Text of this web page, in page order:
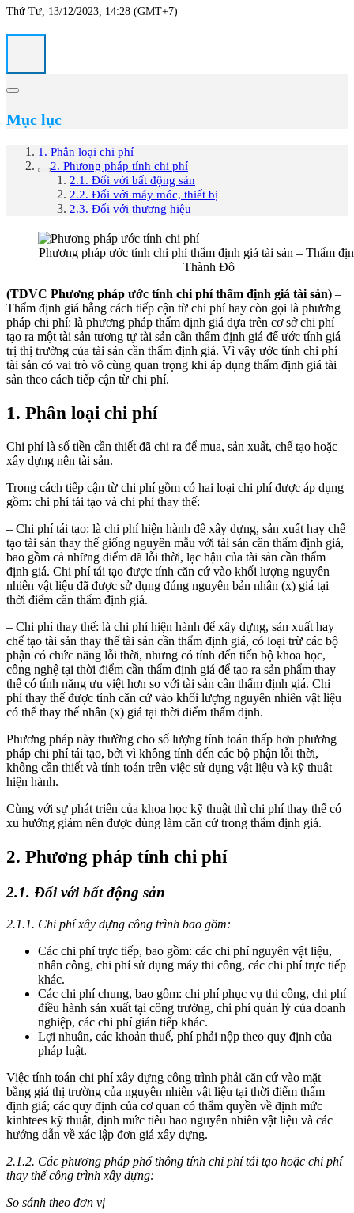
Thứ Tư, 13/12/2023, 14:28 (GMT+7)
Mục lục
1. Phân loại chi phí
2. Phương pháp tính chi phí
2.1. Đối với bất động sản
2.2. Đối với máy móc, thiết bị
2.3. Đối với thương hiệu
Phương pháp ước tính chi phí thẩm định giá tài sản – Thẩm
Thành Đô
(TDVC Phương pháp ước tính chi phí thẩm định giá tài sản) –
Thẩm định giá bằng cách tiếp cận từ chi phí hay còn gọi là phương
pháp chi phí: là phương pháp thẩm định giá dựa trên cơ sở chi phí
tạo ra một tài sản tương tự tài sản cần thẩm định giá để ước tính giá
trị thị trường của tài sản cần thẩm định giá. Vì vậy ước tính chi phí
tài sản có vai trò vô cùng quan trọng khi áp dụng thẩm định giá tài
sản theo cách tiếp cận từ chi phí.
1. Phân loại chi phí
Chi phí là số tiền cần thiết đã chi ra để mua, sản xuất, chế tạo hoặc
xây dựng nên tài sản.
Trong cách tiếp cận từ chi phí gồm có hai loại chi phí được áp dụng
gồm: chi phí tái tạo và chi phí thay thế:
– Chi phí tái tạo: là chi phí hiện hành để xây dựng, sản xuất hay chế
tạo tài sản thay thế giống nguyên mẫu với tài sản cần thẩm định giá,
bao gồm cả những điểm đã lỗi thời, lạc hậu của tài sản cần thẩm
định giá. Chi phí tái tạo được tính căn cứ vào khối lượng nguyên
nhiên vật liệu đã được sử dụng đúng nguyên bản nhân (x) giá tại
thời điểm cần thẩm định giá.
– Chi phí thay thế: là chi phí hiện hành để xây dựng, sản xuất hay
chế tạo tài sản thay thế tài sản cần thẩm định giá, có loại trừ các bộ
phận có chức năng lỗi thời, nhưng có tính đến tiến bộ khoa học,
công nghệ tại thời điểm cần thẩm định giá để tạo ra sản phẩm thay
thế có tính năng ưu việt hơn so với tài sản cần thẩm định giá. Chi
phí thay thế được tính căn cứ vào khối lượng nguyên nhiên vật liệu
có thể thay thế nhân (x) giá tại thời điểm thẩm định.
Phương pháp này thường cho số lượng tính toán thấp hơn phương
pháp chi phí tái tạo, bởi vì không tính đến các bộ phận lỗi thời,
không cần thiết và tính toán trên việc sử dụng vật liệu và kỹ thuật
hiện hành.
Cùng với sự phát triển của khoa học kỹ thuật thì chi phí thay thế có
xu hướng giảm nên được dùng làm căn cứ trong thẩm định giá.
2. Phương pháp tính chi phí
2.1. Đối với bất động sản
2.1.1. Chi phí xây dựng công trình bao gồm:
Các chi phí trực tiếp, bao gồm: các chi phí nguyên vật liệu,
nhân công, chi phí sử dụng máy thi công, các chi phí trực tiếp
khác.
Các chi phí chung, bao gồm: chi phí phục vụ thi công, chi phí
điều hành sản xuất tại công trường, chi phí quản lý của doanh
nghiệp, các chi phí gián tiếp khác.
Lợi nhuân, các khoản thuế, phí phải nộp theo quy định của
pháp luật.
Việc tính toán chi phí xây dựng công trình phải căn cứ vào mặt
bằng giá thị trường của nguyên nhiên vật liệu tại thời điểm thẩm
định giá; các quy định của cơ quan có thẩm quyền về định mức
kinhtees kỹ thuật, định mức tiêu hao nguyên nhiên vật liệu và các
hướng dẫn về xác lập đơn giá xây dựng.
2.1.2. Các phương pháp phổ thông tính chi phí tái tạo hoặc chi phí
thay thế công trình xây dựng:
So sánh theo đơn vị